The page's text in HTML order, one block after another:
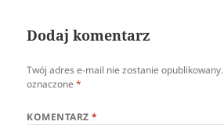
Dodaj komentarz
Twój adres e-mail nie zostanie opublikowany.
oznaczone*
KOMENTARZ*